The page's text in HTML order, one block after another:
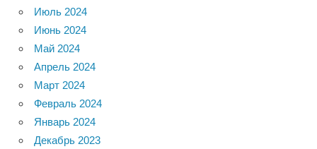
Июль 2024
Июнь 2024
Май 2024
Апрель 2024
Март 2024
Февраль 2024
Январь 2024
Декабрь 2023